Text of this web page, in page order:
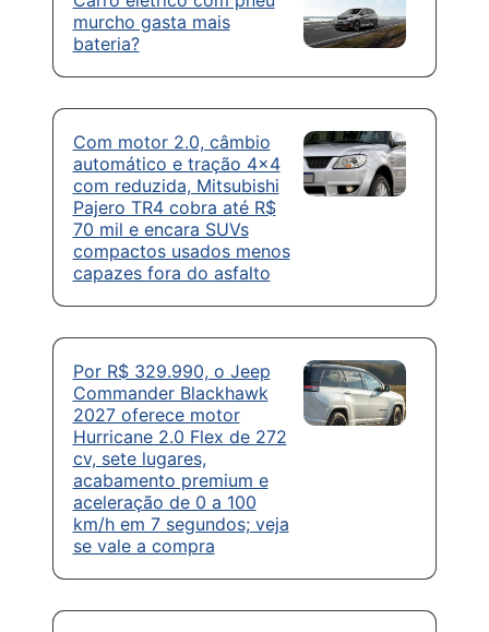
murcho gasta mais
bateria?
Com motor 2.0, câmbio
automático e tração 4×4
com reduzida, Mitsubishi
Pajero TR4 cobra até R$
70 mil e encara SUVs
compactos usados menos
capazes fora do asfalto
Por R$ 329.990, o Jeep
Commander Blackhawk
2027 oferece motor
Hurricane 2.0 Flex de 272
cv, sete lugares,
acabamento premium e
aceleração de 0 a 100
km/h em 7 segundos; veja
se vale a compra